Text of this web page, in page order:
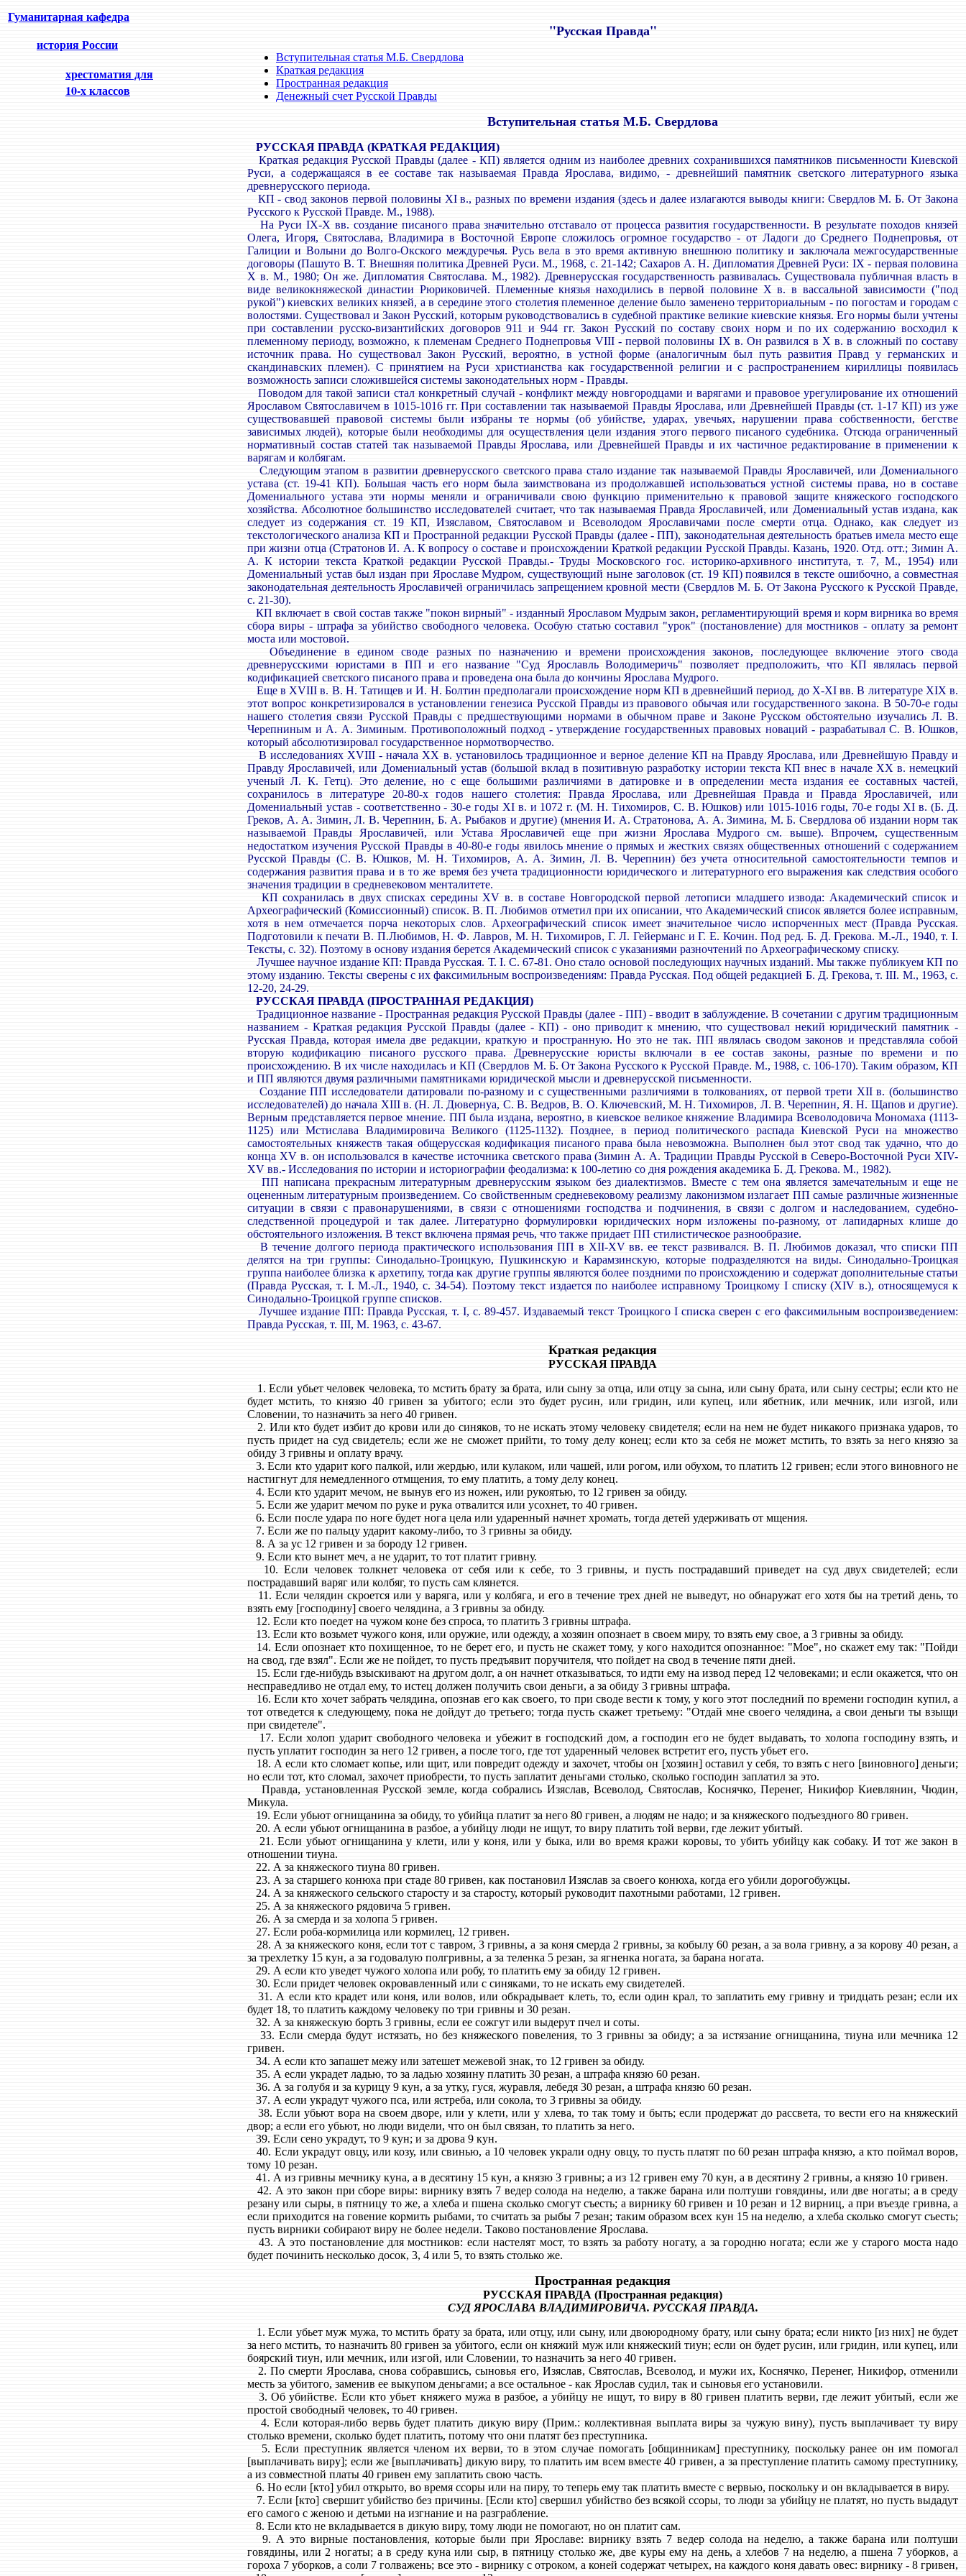
Гуманитарная кафедра
история России
хрестоматия для
10-х классов
"Русская Правда"
Вступительная статья М.Б. Свердлова
Краткая редакция
Пространная редакция
Денежный счет Русской Правды
Вступительная статья М.Б. Свердлова
РУССКАЯ ПРАВДА (КРАТКАЯ РЕДАКЦИЯ)
Краткая редакция Русской Правды (далее - КП) является одним из наиболее древних сохранившихся памятников письменности Киевской
Руси, а содержащаяся в ее составе так называемая Правда Ярослава, видимо, - древнейший памятник светского литературного языка
древнерусского периода.
КП - свод законов первой половины XI в., разных по времени издания (здесь и далее излагаются выводы книги: Свердлов М. Б. От Закона
Русского к Русской Правде. М., 1988).
На Руси IX-X вв. создание писаного права значительно отставало от процесса развития государственности. В результате походов князей
Олега, Игоря, Святослава, Владимира в Восточной Европе сложилось огромное государство - от Ладоги до Среднего Поднепровья, от
Галиции и Волыни до Волго-Окского междуречья. Русь вела в это время активную внешнюю политику и заключала межгосударственные
договоры (Пашуто В. Т. Внешняя политика Древней Руси. М., 1968, с. 21-142; Сахаров А. Н. Дипломатия Древней Руси: IX - первая половина
X в. М., 1980; Он же. Дипломатия Святослава. М., 1982). Древнерусская государственность развивалась. Существовала публичная власть в
виде великокняжеской династии Рюриковичей. Племенные князья находились в первой половине X в. в вассальной зависимости ("под
рукой") киевских великих князей, а в середине этого столетия племенное деление было заменено территориальным - по погостам и городам с
волостями. Существовал и Закон Русский, которым руководствовались в судебной практике великие киевские князья. Его нормы были учтены
при составлении русско-византийских договоров 911 и 944 гг. Закон Русский по составу своих норм и по их содержанию восходил к
племенному периоду, возможно, к племенам Среднего Поднепровья VIII - первой половины IX в. Он развился в X в. в сложный по составу
источник права. Но существовал Закон Русский, вероятно, в устной форме (аналогичным был путь развития Правд у германских и
скандинавских племен). С принятием на Руси христианства как государственной религии и с распространением кириллицы появилась
возможность записи сложившейся системы законодательных норм - Правды.
Поводом для такой записи стал конкретный случай - конфликт между новгородцами и варягами и правовое урегулирование их отношений
Ярославом Святославичем в 1015-1016 гг. При составлении так называемой Правды Ярослава, или Древнейшей Правды (ст. 1-17 КП) из уже
существовавшей правовой системы были избраны те нормы (об убийстве, ударах, увечьях, нарушении права собственности, бегстве
зависимых людей), которые были необходимы для осуществления цели издания этого первого писаного судебника. Отсюда ограниченный
нормативный состав статей так называемой Правды Ярослава, или Древнейшей Правды и их частичное редактирование в применении к
варягам и колбягам.
Следующим этапом в развитии древнерусского светского права стало издание так называемой Правды Ярославичей, или Домениального
устава (ст. 19-41 КП). Большая часть его норм была заимствована из продолжавшей использоваться устной системы права, но в составе
Домениального устава эти нормы меняли и ограничивали свою функцию применительно к правовой защите княжеского господского
хозяйства. Абсолютное большинство исследователей считает, что так называемая Правда Ярославичей, или Домениальный устав издана, как
следует из содержания ст. 19 КП, Изяславом, Святославом и Всеволодом Ярославичами после смерти отца. Однако, как следует из
текстологического анализа КП и Пространной редакции Русской Правды (далее - ПП), законодательная деятельность братьев имела место еще
при жизни отца (Стратонов И. А. К вопросу о составе и происхождении Краткой редакции Русской Правды. Казань, 1920. Отд. отт.; Зимин А.
А. К истории текста Краткой редакции Русской Правды.- Труды Московского гос. историко-архивного института, т. 7, М., 1954) или
Домениальный устав был издан при Ярославе Мудром, существующий ныне заголовок (ст. 19 КП) появился в тексте ошибочно, а совместная
законодательная деятельность Ярославичей ограничилась запрещением кровной мести (Свердлов М. Б. От Закона Русского к Русской Правде,
с. 21-30).
КП включает в свой состав также "покон вирный" - изданный Ярославом Мудрым закон, регламентирующий время и корм вирника во время
сбора виры - штрафа за убийство свободного человека. Особую статью составил "урок" (постановление) для мостников - оплату за ремонт
моста или мостовой.
Объединение в едином своде разных по назначению и времени происхождения законов, последующее включение этого свода
древнерусскими юристами в ПП и его название "Суд Ярославль Володимеричь" позволяет предположить, что КП являлась первой
кодификацией светского писаного права и проведена она была до кончины Ярослава Мудрого.
Еще в XVIII в. В. Н. Татищев и И. Н. Болтин предполагали происхождение норм КП в древнейший период, до X-XI вв. В литературе XIX в.
этот вопрос конкретизировался в установлении генезиса Русской Правды из правового обычая или государственного закона. В 50-70-е годы
нашего столетия связи Русской Правды с предшествующими нормами в обычном праве и Законе Русском обстоятельно изучались Л. В.
Черепниным и А. А. Зиминым. Противоположный подход - утверждение государственных правовых новаций - разрабатывал С. В. Юшков,
который абсолютизировал государственное нормотворчество.
В исследованиях XVIII - начала XX в. установилось традиционное и верное деление КП на Правду Ярослава, или Древнейшую Правду и
Правду Ярославичей, или Домениальный устав (большой вклад в позитивную разработку истории текста КП внес в начале XX в. немецкий
ученый Л. К. Гетц). Это деление, но с еще большими различиями в датировке и в определении места издания ее составных частей,
сохранилось в литературе 20-80-х годов нашего столетия: Правда Ярослава, или Древнейшая Правда и Правда Ярославичей, или
Домениальный устав - соответственно - 30-е годы XI в. и 1072 г. (М. Н. Тихомиров, С. В. Юшков) или 1015-1016 годы, 70-е годы XI в. (Б. Д.
Греков, А. А. Зимин, Л. В. Черепнин, Б. А. Рыбаков и другие) (мнения И. А. Стратонова, А. А. Зимина, М. Б. Свердлова об издании норм так
называемой Правды Ярославичей, или Устава Ярославичей еще при жизни Ярослава Мудрого см. выше). Впрочем, существенным
недостатком изучения Русской Правды в 40-80-е годы явилось мнение о прямых и жестких связях общественных отношений с содержанием
Русской Правды (С. В. Юшков, М. Н. Тихомиров, А. А. Зимин, Л. В. Черепнин) без учета относительной самостоятельности темпов и
содержания развития права и в то же время без учета традиционности юридического и литературного его выражения как следствия особого
значения традиции в средневековом менталитете.
КП сохранилась в двух списках середины XV в. в составе Новгородской первой летописи младшего извода: Академический список и
Археографический (Комиссионный) список. В. П. Любимов отметил при их описании, что Академический список является более исправным,
хотя в нем отмечается порча некоторых слов. Археографический список имеет значительное число испорченных мест (Правда Русская.
Подготовили к печати В. П.Любимов, Н. Ф. Лавров, М. Н. Тихомиров, Г. Л. Гейерманс и Г. Е. Кочин. Под ред. Б. Д. Грекова. М.-Л., 1940, т. I.
Тексты, с. 32). Поэтому в основу издания берется Академический список с указаниями разночтений по Археографическому списку.
Лучшее научное издание КП: Правда Русская. Т. I. С. 67-81. Оно стало основой последующих научных изданий. Мы также публикуем КП по
этому изданию. Тексты сверены с их факсимильным воспроизведениям: Правда Русская. Под общей редакцией Б. Д. Грекова, т. III. М., 1963, с.
12-20, 24-29.
РУССКАЯ ПРАВДА (ПРОСТРАННАЯ РЕДАКЦИЯ)
Традиционное название - Пространная редакция Русской Правды (далее - ПП) - вводит в заблуждение. В сочетании с другим традиционным
названием - Краткая редакция Русской Правды (далее - КП) - оно приводит к мнению, что существовал некий юридический памятник -
Русская Правда, которая имела две редакции, краткую и пространную. Но это не так. ПП являлась сводом законов и представляла собой
вторую кодификацию писаного русского права. Древнерусские юристы включали в ее состав законы, разные по времени и по
происхождению. В их числе находилась и КП (Свердлов М. Б. От Закона Русского к Русской Правде. М., 1988, с. 106-170). Таким образом, КП
и ПП являются двумя различными памятниками юридической мысли и древнерусской письменности.
Создание ПП исследователи датировали по-разному и с существенными различиями в толкованиях, от первой трети XII в. (большинство
исследователей) до начала XIII в. (Н. Л. Дювернуа, С. В. Ведров, В. О. Ключевский, М. Н. Тихомиров, Л. В. Черепнин, Я. Н. Щапов и другие).
Верным представляется первое мнение. ПП была издана, вероятно, в киевское великое княжение Владимира Всеволодовича Мономаха (1113-
1125) или Мстислава Владимировича Великого (1125-1132). Позднее, в период политического распада Киевской Руси на множество
самостоятельных княжеств такая общерусская кодификация писаного права была невозможна. Выполнен был этот свод так удачно, что до
конца XV в. он использовался в качестве источника светского права (Зимин А. А. Традиции Правды Русской в Северо-Восточной Руси XIV-
XV вв.- Исследования по истории и историографии феодализма: к 100-летию со дня рождения академика Б. Д. Грекова. М., 1982).
ПП написана прекрасным литературным древнерусским языком без диалектизмов. Вместе с тем она является замечательным и еще не
оцененным литературным произведением. Со свойственным средневековому реализму лаконизмом излагает ПП самые различные жизненные
ситуации в связи с правонарушениями, в связи с отношениями господства и подчинения, в связи с долгом и наследованием, судебно-
следственной процедурой и так далее. Литературно формулировки юридических норм изложены по-разному, от лапидарных клише до
обстоятельного изложения. В текст включена прямая речь, что также придает ПП стилистическое разнообразие.
В течение долгого периода практического использования ПП в XII-XV вв. ее текст развивался. В. П. Любимов доказал, что списки ПП
делятся на три группы: Синодально-Троицкую, Пушкинскую и Карамзинскую, которые подразделяются на виды. Синодально-Троицкая
группа наиболее близка к архетипу, тогда как другие группы являются более поздними по происхождению и содержат дополнительные статьи
(Правда Русская, т. I. M.-Л., 1940, с. 34-54). Поэтому текст издается по наиболее исправному Троицкому I списку (XIV в.), относящемуся к
Синодально-Троицкой группе списков.
Лучшее издание ПП: Правда Русская, т. I, с. 89-457. Издаваемый текст Троицкого I списка сверен с его факсимильным воспроизведением:
Правда Русская, т. III, М. 1963, с. 43-67.
Краткая редакция
РУССКАЯ ПРАВДА
1. Если убьет человек человека, то мстить брату за брата, или сыну за отца, или отцу за сына, или сыну брата, или сыну сестры; если кто не
будет мстить, то князю 40 гривен за убитого; если это будет русин, или гридин, или купец, или ябетник, или мечник, или изгой, или
Словении, то назначить за него 40 гривен.
2. Или кто будет избит до крови или до синяков, то не искать этому человеку свидетеля; если на нем не будет никакого признака ударов, то
пусть придет на суд свидетель; если же не сможет прийти, то тому делу конец; если кто за себя не может мстить, то взять за него князю за
обиду 3 гривны и оплату врачу.
3. Если кто ударит кого палкой, или жердью, или кулаком, или чашей, или рогом, или обухом, то платить 12 гривен; если этого виновного не
настигнут для немедленного отмщения, то ему платить, а тому делу конец.
4. Если кто ударит мечом, не вынув его из ножен, или рукоятью, то 12 гривен за обиду.
5. Если же ударит мечом по руке и рука отвалится или усохнет, то 40 гривен.
6. Если после удара по ноге будет нога цела или ударенный начнет хромать, тогда детей удерживать от мщения.
7. Если же по пальцу ударит какому-либо, то 3 гривны за обиду.
8. А за ус 12 гривен и за бороду 12 гривен.
9. Если кто вынет меч, а не ударит, то тот платит гривну.
10. Если человек толкнет человека от себя или к себе, то 3 гривны, и пусть пострадавший приведет на суд двух свидетелей; если
пострадавший варяг или колбяг, то пусть сам клянется.
11. Если челядин скроется или у варяга, или у колбяга, и его в течение трех дней не выведут, но обнаружат его хотя бы на третий день, то
взять ему [господину] своего челядина, а 3 гривны за обиду.
12. Если кто поедет на чужом коне без спроса, то платить 3 гривны штрафа.
13. Если кто возьмет чужого коня, или оружие, или одежду, а хозяин опознает в своем миру, то взять ему свое, а 3 гривны за обиду.
14. Если опознает кто похищенное, то не берет его, и пусть не скажет тому, у кого находится опознанное: "Мое", но скажет ему так: "Пойди
на свод, где взял". Если же не пойдет, то пусть предъявит поручителя, что пойдет на свод в течение пяти дней.
15. Если где-нибудь взыскивают на другом долг, а он начнет отказываться, то идти ему на извод перед 12 человеками; и если окажется, что он
несправедливо не отдал ему, то истец должен получить свои деньги, а за обиду 3 гривны штрафа.
16. Если кто хочет забрать челядина, опознав его как своего, то при своде вести к тому, у кого этот последний по времени господин купил, а
тот отведется к следующему, пока не дойдут до третьего; тогда пусть скажет третьему: "Отдай мне своего челядина, а свои деньги ты взыщи
при свидетеле".
17. Если холоп ударит свободного человека и убежит в господский дом, а господин его не будет выдавать, то холопа господину взять, и
пусть уплатит господин за него 12 гривен, а после того, где тот ударенный человек встретит его, пусть убьет его.
18. А если кто сломает копье, или щит, или повредит одежду и захочет, чтобы он [хозяин] оставил у себя, то взять с него [виновного] деньги;
но если тот, кто сломал, захочет приобрести, то пусть заплатит деньгами столько, сколько господин заплатил за это.
Правда, установленная Русской земле, когда собрались Изяслав, Всеволод, Святослав, Коснячко, Перенег, Никифор Киевлянин, Чюдин,
Микула.
19. Если убьют огнищанина за обиду, то убийца платит за него 80 гривен, а людям не надо; и за княжеского подъездного 80 гривен.
20. А если убьют огнищанина в разбое, а убийцу люди не ищут, то виру платить той верви, где лежит убитый.
21. Если убьют огнищанина у клети, или у коня, или у быка, или во время кражи коровы, то убить убийцу как собаку. И тот же закон в
отношении тиуна.
22. А за княжеского тиуна 80 гривен.
23. А за старшего конюха при стаде 80 гривен, как постановил Изяслав за своего конюха, когда его убили дорогобужцы.
24. А за княжеского сельского старосту и за старосту, который руководит пахотными работами, 12 гривен.
25. А за княжеского рядовича 5 гривен.
26. А за смерда и за холопа 5 гривен.
27. Если роба-кормилица или кормилец, 12 гривен.
28. А за княжеского коня, если тот с тавром, 3 гривны, а за коня смерда 2 гривны, за кобылу 60 резан, а за вола гривну, а за корову 40 резан, а
за трехлетку 15 кун, а за годовалую полгривны, а за теленка 5 резан, за ягненка ногата, за барана ногата.
29. А если кто уведет чужого холопа или робу, то платить ему за обиду 12 гривен.
30. Если придет человек окровавленный или с синяками, то не искать ему свидетелей.
31. А если кто крадет или коня, или волов, или обкрадывает клеть, то, если один крал, то заплатить ему гривну и тридцать резан; если их
будет 18, то платить каждому человеку по три гривны и 30 резан.
32. А за княжескую борть 3 гривны, если ее сожгут или выдерут пчел и соты.
33. Если смерда будут истязать, но без княжеского повеления, то 3 гривны за обиду; а за истязание огнищанина, тиуна или мечника 12
гривен.
34. А если кто запашет межу или затешет межевой знак, то 12 гривен за обиду.
35. А если украдет ладью, то за ладью хозяину платить 30 резан, а штрафа князю 60 резан.
36. А за голубя и за курицу 9 кун, а за утку, гуся, журавля, лебедя 30 резан, а штрафа князю 60 резан.
37. А если украдут чужого пса, или ястреба, или сокола, то 3 гривны за обиду.
38. Если убьют вора на своем дворе, или у клети, или у хлева, то так тому и быть; если продержат до рассвета, то вести его на княжеский
двор; а если его убьют, но люди видели, что он был связан, то платить за него.
39. Если сено украдут, то 9 кун; и за дрова 9 кун.
40. Если украдут овцу, или козу, или свинью, а 10 человек украли одну овцу, то пусть платят по 60 резан штрафа князю, а кто поймал воров,
тому 10 резан.
41. А из гривны мечнику куна, а в десятину 15 кун, а князю 3 гривны; а из 12 гривен ему 70 кун, а в десятину 2 гривны, а князю 10 гривен.
42. А это закон при сборе виры: вирнику взять 7 ведер солода на неделю, а также барана или полтуши говядины, или две ногаты; а в среду
резану или сыры, в пятницу то же, а хлеба и пшена сколько смогут съесть; а вирнику 60 гривен и 10 резан и 12 вирниц, а при въезде гривна, а
если приходится на говение кормить рыбами, то считать за рыбы 7 резан; таким образом всех кун 15 на неделю, а хлеба сколько смогут съесть;
пусть вирники собирают виру не более недели. Таково постановление Ярослава.
43. А это постановление для мостников: если настелят мост, то взять за работу ногату, а за городню ногата; если же у старого моста надо
будет починить несколько досок, 3, 4 или 5, то взять столько же.
Пространная редакция
РУССКАЯ ПРАВДА (Пространная редакция)
СУД ЯРОСЛАВА ВЛАДИМИРОВИЧА. РУССКАЯ ПРАВДА.
1. Если убьет муж мужа, то мстить брату за брата, или отцу, или сыну, или двоюродному брату, или сыну брата; если никто [из них] не будет
за него мстить, то назначить 80 гривен за убитого, если он княжий муж или княжеский тиун; если он будет русин, или гридин, или купец, или
боярский тиун, или мечник, или изгой, или Словении, то назначить за него 40 гривен.
2. По смерти Ярослава, снова собравшись, сыновья его, Изяслав, Святослав, Всеволод, и мужи их, Коснячко, Перенег, Никифор, отменили
месть за убитого, заменив ее выкупом деньгами; а все остальное - как Ярослав судил, так и сыновья его установили.
3. Об убийстве. Если кто убьет княжего мужа в разбое, а убийцу не ищут, то виру в 80 гривен платить верви, где лежит убитый, если же
простой свободный человек, то 40 гривен.
4. Если которая-либо вервь будет платить дикую виру (Прим.: коллективная выплата виры за чужую вину), пусть выплачивает ту виру
столько времени, сколько будет платить, потому что они платят без преступника.
5. Если преступник является членом их верви, то в этом случае помогать [общинникам] преступнику, поскольку ранее он им помогал
[выплачивать виру]; если же [выплачивать] дикую виру, то платить им всем вместе 40 гривен, а за преступление платить самому преступнику,
а из совместной платы 40 гривен ему заплатить свою часть.
6. Но если [кто] убил открыто, во время ссоры или на пиру, то теперь ему так платить вместе с вервью, поскольку и он вкладывается в виру.
7. Если [кто] свершит убийство без причины. [Если кто] свершил убийство без всякой ссоры, то люди за убийцу не платят, но пусть выдадут
его самого с женою и детьми на изгнание и на разграбление.
8. Если кто не вкладывается в дикую виру, тому люди не помогают, но он платит сам.
9. А это вирные постановления, которые были при Ярославе: вирнику взять 7 ведер солода на неделю, а также барана или полтуши
говядины, или 2 ногаты; а в среду куна или сыр, в пятницу столько же, две куры ему на день, а хлебов 7 на неделю, а пшена 7 уборков, а
гороха 7 уборков, а соли 7 голважень; все это - вирнику с отроком, а коней содержат четырех, на каждого коня давать овес: вирнику - 8 гривен,